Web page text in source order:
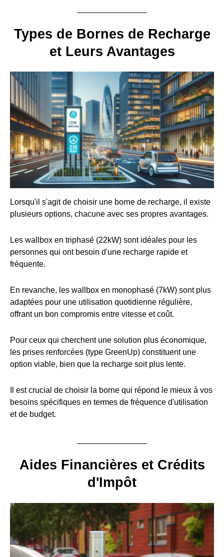
Types de Bornes de Recharge
et Leurs Avantages
Lorsqu'il s'agit de choisir une borne de recharge, il existe
plusieurs options, chacune avec ses propres avantages.
Les wallbox en triphasé (22kW) sont idéales pour les
personnes qui ont besoin d'une recharge rapide et
fréquente.
En revanche, les wallbox en monophasé (7kW) sont plus
adaptées pour une utilisation quotidienne régulière,
offrant un bon compromis entre vitesse et coût.
Pour ceux qui cherchent une solution plus économique,
les prises renforcées (type GreenUp) constituent une
option viable, bien que la recharge soit plus lente.
Il est crucial de choisir la borne qui répond le mieux à vos
besoins spécifiques en termes de fréquence d'utilisation
et de budget.
Aides Financières et Crédits
d'Impôt